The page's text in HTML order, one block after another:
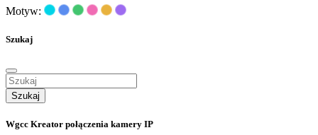
Motyw:
Szukaj
Szukaj
Wgcc Kreator połączenia kamery IP